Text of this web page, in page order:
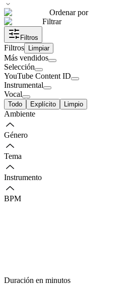
Ordenar por
Filtrar
Filtros
Filtros Limpiar
Más vendidos
Selección
YouTube Content ID
Instrumental
Vocal
Todo Explícito Limpio
Ambiente
Género
Tema
Instrumento
BPM
Duración en minutos